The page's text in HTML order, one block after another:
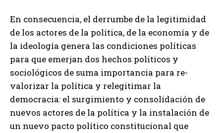
En consecuencia, el derrumbe de la legitimidad
de los actores de la política, de la economía y de
la ideología genera las condiciones políticas
para que emerjan dos hechos políticos y
sociológicos de suma importancia para re-
valorizar la política y relegitimar la
democracia: el surgimiento y consolidación de
nuevos actores de la política y la instalación de
un nuevo pacto político constitucional que